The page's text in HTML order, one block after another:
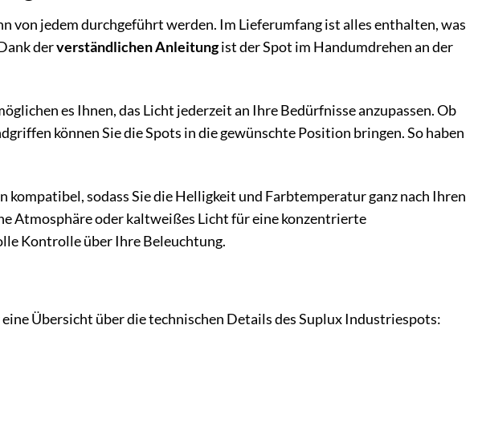
von jedem durchgeführt werden. Im Lieferumfang ist alles enthalten, was
derverständlichen Anleitungist der Spot im Handumdrehen an der
es Ihnen, das Licht jederzeit an Ihre Bedürfnisse anzupassen. Ob
können Sie die Spots in die gewünschte Position bringen. So haben
sodass Sie die Helligkeit und Farbtemperatur ganz nach Ihren
Atmosphäre oder kaltweißes Licht für eine konzentrierte
Kontrolle über Ihre Beleuchtung.
Übersicht über die technischen Details des Suplux Industriespots: